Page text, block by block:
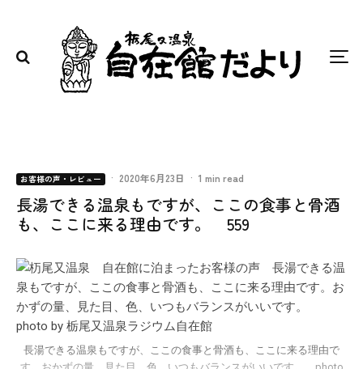
お客様の声・レビュー · 2020年6月23日 · 1 min read
長湯できる温泉もですが、ここの食事と骨酒
も、ここに来る理由です。 559
長湯できる温泉もですが、ここの食事と骨酒も、ここに来る理由で